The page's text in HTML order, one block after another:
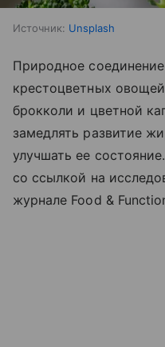
Источник: Unsplash
Природное
крестоцветных
брокколи и цветной
замедлять развитие
улучшать ее
со ссылкой на
журнале Food &